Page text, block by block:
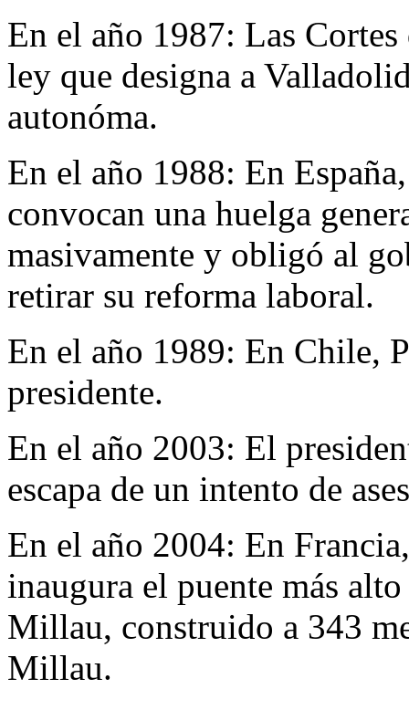
En el año 1987: Las
ley que designa a
autonóma.
En el año 1988: En
convocan una huelga
masivamente y obligó al
retirar su reforma laboral.
En el año 1989: En Chile,
presidente.
En el año 2003: El
escapa de un intento de
En el año 2004: En
inaugura el puente más
Millau, construido a 343
Millau.